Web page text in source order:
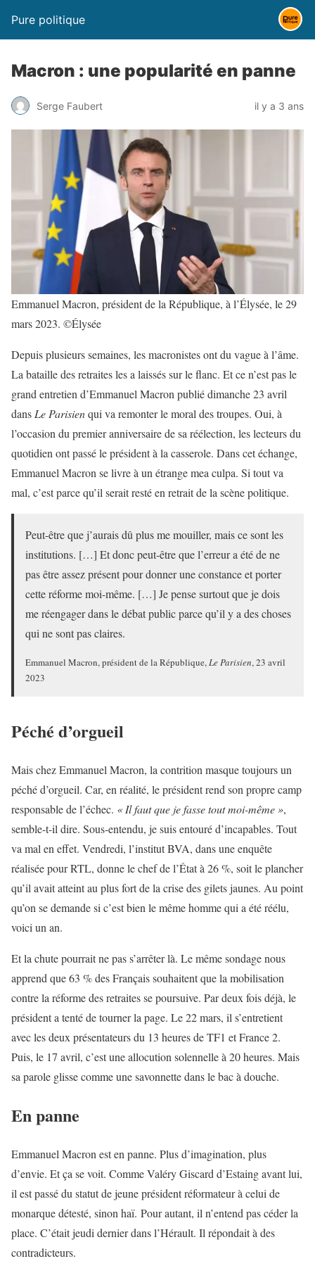
Pure politique
Macron : une popularité en panne
Serge Faubert il y a 3 ans
Emmanuel Macron, président de la République, à l’Élysée, le 29
mars 2023. ©Élysée
Depuis plusieurs semaines, les macronistes ont du vague à l’âme.
La bataille des retraites les a laissés sur le flanc. Et ce n’est pas le
grand entretien d’Emmanuel Macron publié dimanche 23 avril
dans Le Parisienqui va remonter le moral des troupes. Oui, à
l’occasion du premier anniversaire de sa réélection, les lecteurs du
quotidien ont passé le président à la casserole. Dans cet échange,
Emmanuel Macron se livre à un étrange mea culpa. Si tout va
mal, c’est parce qu’il serait resté en retrait de la scène politique.
Peut-être que j’aurais dû plus me mouiller, mais ce sont les
institutions. […] Et donc peut-être que l’erreur a été de ne
pas être assez présent pour donner une constance et porter
cette réforme moi-même. […] Je pense surtout que je dois
me réengager dans le débat public parce qu’il y a des choses
qui ne sont pas claires.
Emmanuel Macron, président de la République,Le Parisien, 23 avril
2023
Péché d’orgueil
Mais chez Emmanuel Macron, la contrition masque toujours un
péché d’orgueil. Car, en réalité, le président rend son propre camp
responsable de l’échec. « Il faut que je fasse tout moi-même »,
semble-t-il dire. Sous-entendu, je suis entouré d’incapables. Tout
va mal en effet. Vendredi, l’institut BVA, dans une enquête
réalisée pour RTL, donne le chef de l’État à 26 %, soit le plancher
qu’il avait atteint au plus fort de la crise des gilets jaunes. Au point
qu’on se demande si c’est bien le même homme qui a été réélu,
voici un an.
Et la chute pourrait ne pas s’arrêter là. Le même sondage nous
apprend que 63 % des Français souhaitent que la mobilisation
contre la réforme des retraites se poursuive. Par deux fois déjà, le
président a tenté de tourner la page. Le 22 mars, il s’entretient
avec les deux présentateurs du 13 heures de TF1 et France 2.
Puis, le 17 avril, c’est une allocution solennelle à 20 heures. Mais
sa parole glisse comme une savonnette dans le bac à douche.
En panne
Emmanuel Macron est en panne. Plus d’imagination, plus
d’envie. Et ça se voit. Comme Valéry Giscard d’Estaing avant lui,
il est passé du statut de jeune président réformateur à celui de
monarque détesté, sinon haï. Pour autant, il n’entend pas céder la
place. C’était jeudi dernier dans l’Hérault. Il répondait à des
contradicteurs.